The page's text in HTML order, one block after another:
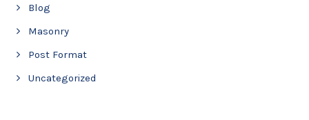
Blog
Masonry
Post Format
Uncategorized